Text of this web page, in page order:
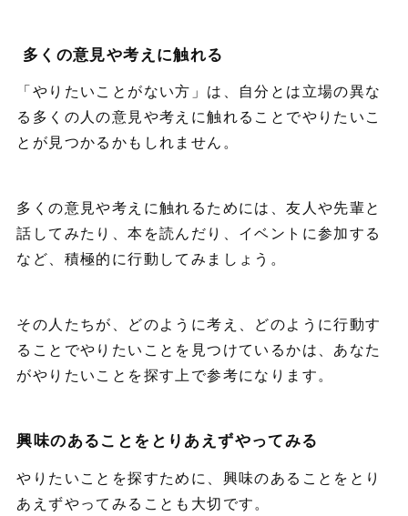
多くの意見や考えに触れる
「やりたいことがない方」は、自分とは立場の異な
る多くの人の意見や考えに触れることでやりたいこ
とが見つかるかもしれません。
多くの意見や考えに触れるためには、友人や先輩と
話してみたり、本を読んだり、イベントに参加する
など、積極的に行動してみましょう。
その人たちが、どのように考え、どのように行動す
ることでやりたいことを見つけているかは、あなた
がやりたいことを探す上で参考になります。
興味のあることをとりあえずやってみる
やりたいことを探すために、興味のあることをとり
あえずやってみることも大切です。